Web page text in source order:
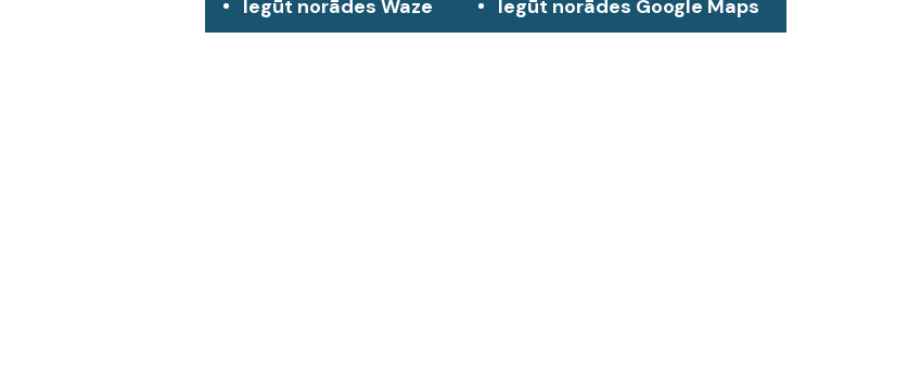
Iegūt norādes Waze Iegūt norādes Google Maps